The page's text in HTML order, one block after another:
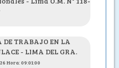
DE TRABAJO EN LA
- LIMA DEL GRA.
Hora: 09:01:00